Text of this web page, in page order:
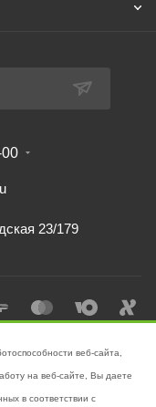
23/179
веб-сайта,
на веб-сайте, Вы даете
в соответствии с